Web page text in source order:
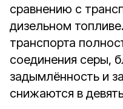
сравнению с
дизельном
транспорта
соединения серы,
задымлённость и
снижаются в